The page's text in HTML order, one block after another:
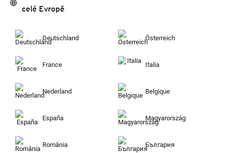
celé Evropě
Deutschland Österreich
France Italia
Nederland Belgique
España Magyarország
România България